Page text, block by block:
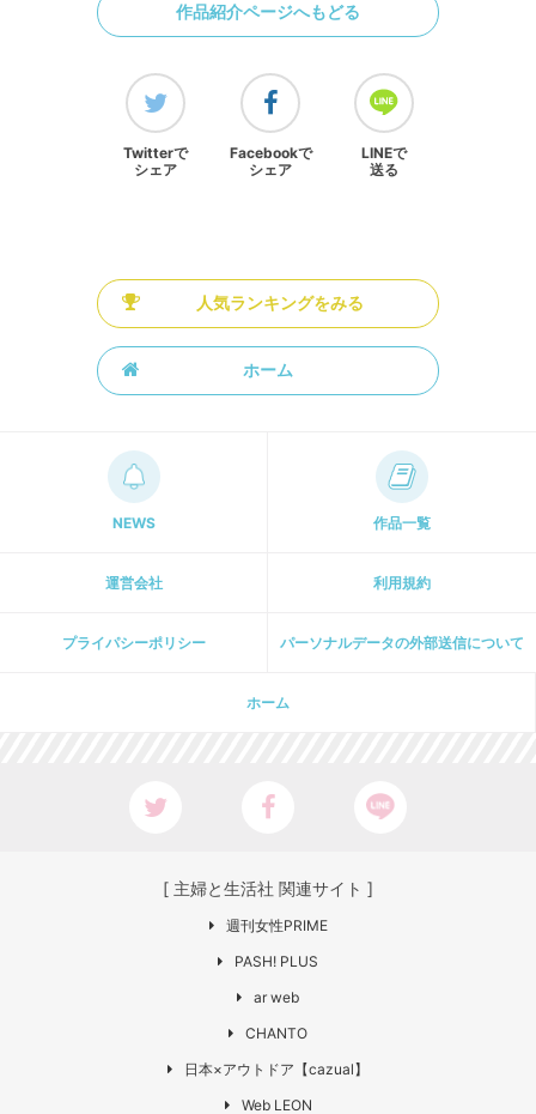
作品紹介ページへもどる
Twitterで
シェア
Facebookで
シェア
LINEで
送る
人気ランキングをみる
ホーム
NEWS 作品一覧
運営会社 利用規約
プライパシーポリシー パーソナルデータの外部送信について
ホーム
[ 主婦と生活社 関連サイト ]
週刊女性PRIME
PASH! PLUS
ar web
CHANTO
日本×アウトドア【cazual】
Web LEON